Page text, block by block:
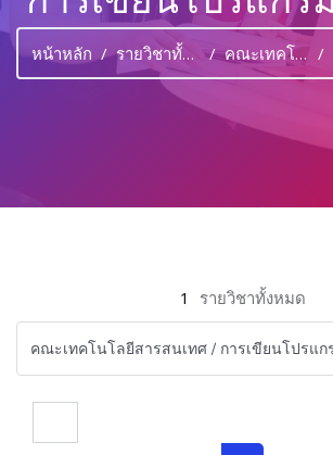
หน้าหลัก รายวิชาทั้งหมด คณะเทคโนโลยีสารสนเทศ
1 รายวิชาทั้งหมด